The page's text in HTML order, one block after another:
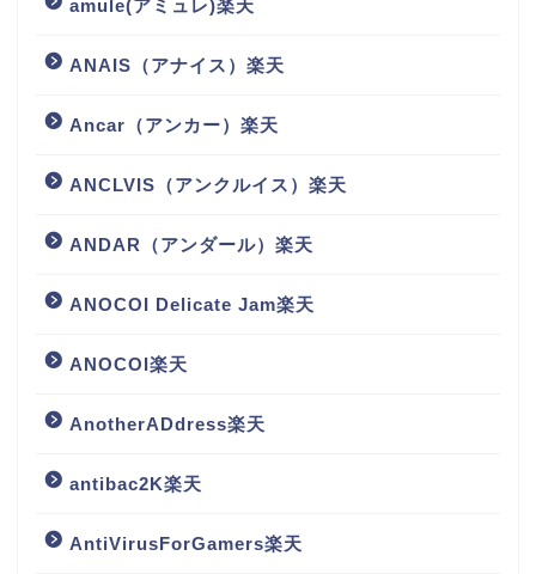
amule(アミュレ)楽天
ANAIS（アナイス）楽天
Ancar（アンカー）楽天
ANCLVIS（アンクルイス）楽天
ANDAR（アンダール）楽天
ANOCOI Delicate Jam楽天
ANOCOI楽天
AnotherADdress楽天
antibac2K楽天
AntiVirusForGamers楽天